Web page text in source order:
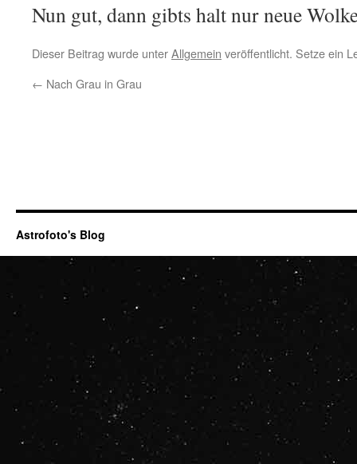
Nun gut, dann gibts halt nur neue
Dieser Beitrag wurde unterAllgemein veröffentlicht. Setze ein
← Nach Grau in Grau
Astrofoto's Blog